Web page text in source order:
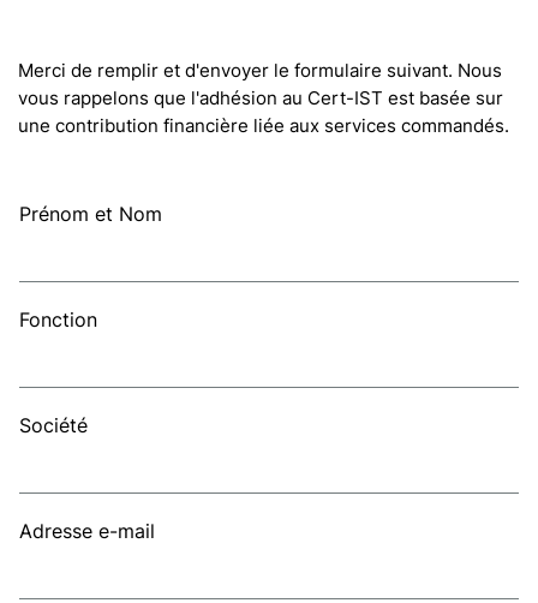
Merci de remplir et d'envoyer le formulaire suivant. Nous
vous rappelons que l'adhésion au Cert-IST est basée sur
une contribution financière liée aux services commandés.
Prénom et Nom
Fonction
Société
Adresse e-mail